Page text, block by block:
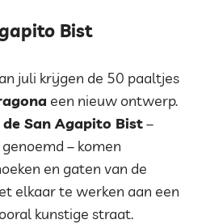
Bist
juli krijgen de 50 paaltjes
een nieuw ontwerp.
de San Agapito Bist–
– komen
en gaten van de
elkaar te werken aan een
kunstige straat.